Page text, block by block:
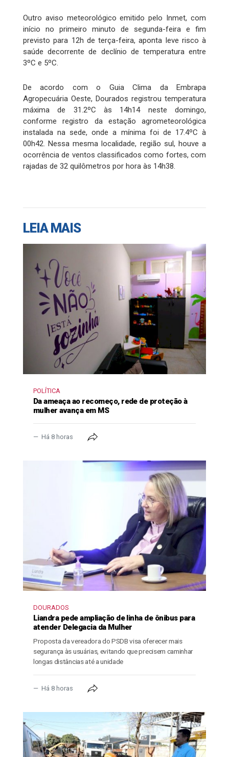
Outro aviso meteorológico emitido pelo Inmet, com
início no primeiro minuto de segunda-feira e fim
previsto para 12h de terça-feira, aponta leve risco à
saúde decorrente de declínio de temperatura entre
3ºC e 5ºC.
De acordo com o Guia Clima da Embrapa
Agropecuária Oeste, Dourados registrou temperatura
máxima de 31.2ºC às 14h14 neste domingo,
conforme registro da estação agrometeorológica
instalada na sede, onde a mínima foi de 17.4ºC à
00h42. Nessa mesma localidade, região sul, houve a
ocorrência de ventos classificados como fortes, com
rajadas de 32 quilômetros por hora às 14h38.
LEIA MAIS
POLÍTICA
Da ameaça ao recomeço, rede de proteção à
mulher avança em MS
Há 8 horas
DOURADOS
Liandra pede ampliação de linha de ônibus para
atender Delegacia da Mulher
Proposta da vereadora do PSDB visa oferecer mais
segurança às usuárias, evitando que precisem caminhar
longas distâncias até a unidade
Há 8 horas